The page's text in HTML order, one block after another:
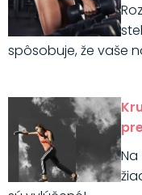
spôsobuje, že vaše